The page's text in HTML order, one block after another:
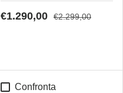
€1.290,00 €2.299,00
Confronta